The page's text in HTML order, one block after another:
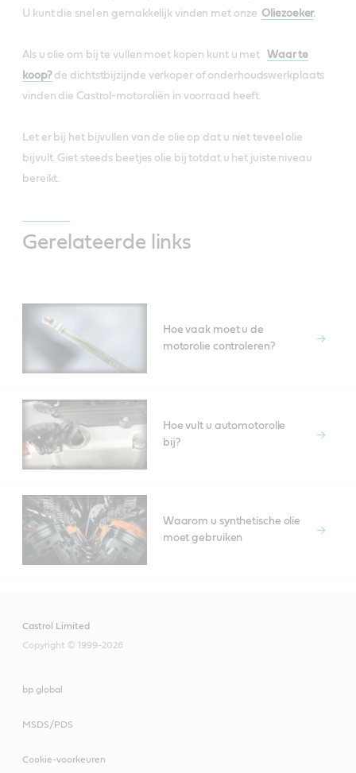
U kunt die snel en gemakkelijk vinden met onze Oliezoeker.
Als u olie om bij te vullen moet kopen kunt u met Waar te
koop?de dichtstbijzijnde verkoper of onderhoudswerkplaats
vinden die Castrol-motoroliën in voorraad heeft.
Let er bij het bijvullen van de olie op dat u niet teveel olie
bijvult. Giet steeds beetjes olie bij totdat u het juiste niveau
bereikt.
Gerelateerde links
Hoe vaak moet u de
motorolie controleren?
Hoe vult u automotorolie
bij?
Waarom u synthetische olie
moet gebruiken
Castrol Limited
Copyright © 1999-2026
bp global
MSDS/PDS
Cookie-voorkeuren